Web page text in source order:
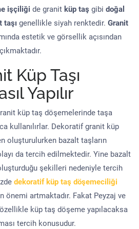
işçiliği de granit küp taş gibi doğal
taşı genellikle siyah renktedir. Granit
estetik ve görsellik açısından
Küp Taşı
Yapılır
küp taş döşemelerinde taşa
kullanılırlar. Dekoratif granit küp
oluşturulurken bazalt taşların
da tercih edilmektedir. Yine bazalt
oluşturduğu şekilleri nedeniyle tercih
dekoratif küp taş döşemeciliği
önemi artmaktadır. Fakat Peyzaj ve
küp taş döşeme yapılacaksa
tercih konusudur.